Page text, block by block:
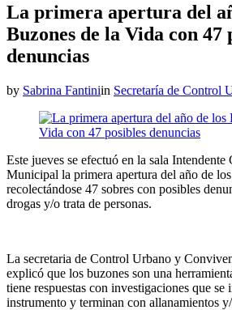
La primera apertura del
Buzones de la Vida con 47
denuncias
by Sabrina Fantiniin Secretaría de Control
Este jueves se efectuó en la sala
Municipal la primera apertura del año de
recolectándose 47 sobres con posibles
drogas y/o trata de personas.
La secretaria de Control Urbano y
explicó que los buzones son una
tiene respuestas con investigaciones que se
instrumento y terminan con allanamientos